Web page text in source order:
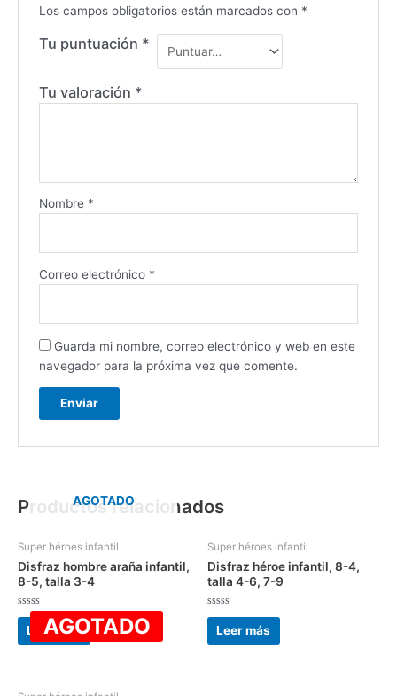
Los campos obligatorios están marcados con *
Tu puntuación *
Tu valoración *
Nombre *
Correo electrónico *
Guarda mi nombre, correo electrónico y web en este
navegador para la próxima vez que comente.
Productos relacionados
AGOTADO
AGOTADO
Super héroes infantil
Disfraz hombre araña infantil,
8-5, talla 3-4
Valorado
con
de
Leer más
Super héroes infantil
Disfraz héroe infantil, 8-4,
talla 4-6, 7-9
Valorado
con
de
Leer más